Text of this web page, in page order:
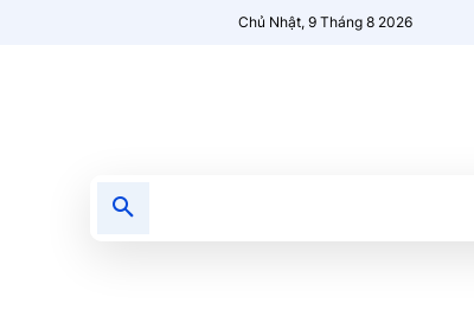
Chủ Nhật, 9 Tháng 8 2026